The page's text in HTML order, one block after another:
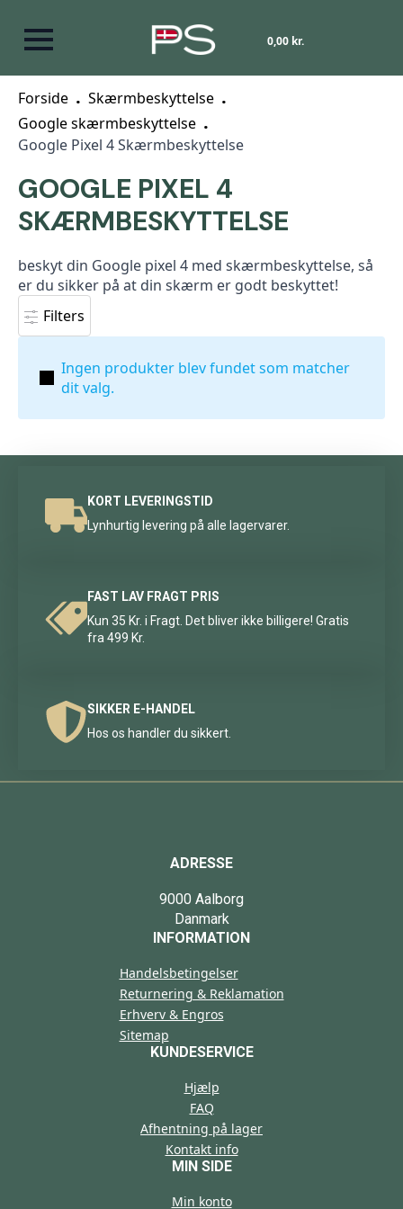
0,00 kr.
Forside
Skærmbeskyttelse
Google skærmbeskyttelse
Google Pixel 4 Skærmbeskyttelse
GOOGLE PIXEL 4
SKÆRMBESKYTTELSE
beskyt din Google pixel 4 med skærmbeskyttelse, så
er du sikker på at din skærm er godt beskyttet!
Filters
Ingen produkter blev fundet som matcher
dit valg.
KORT LEVERINGSTID
Lynhurtig levering på alle lagervarer.
FAST LAV FRAGT PRIS
Kun 35 Kr. i Fragt. Det bliver ikke billigere! Gratis
fra 499 Kr.
SIKKER E-HANDEL
Hos os handler du sikkert.
ADRESSE
9000 Aalborg
Danmark
INFORMATION
Handelsbetingelser
Returnering & Reklamation
Erhverv & Engros
Sitemap
KUNDESERVICE
Hjælp
FAQ
Afhentning på lager
Kontakt info
MIN SIDE
Min konto